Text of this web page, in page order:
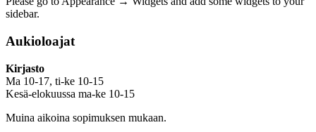
sidebar.
Aukioloajat
Kirjasto
Ma 10-17, ti-ke 10-15
Kesä-elokuussa ma-ke 10-15
Muina aikoina sopimuksen mukaan.